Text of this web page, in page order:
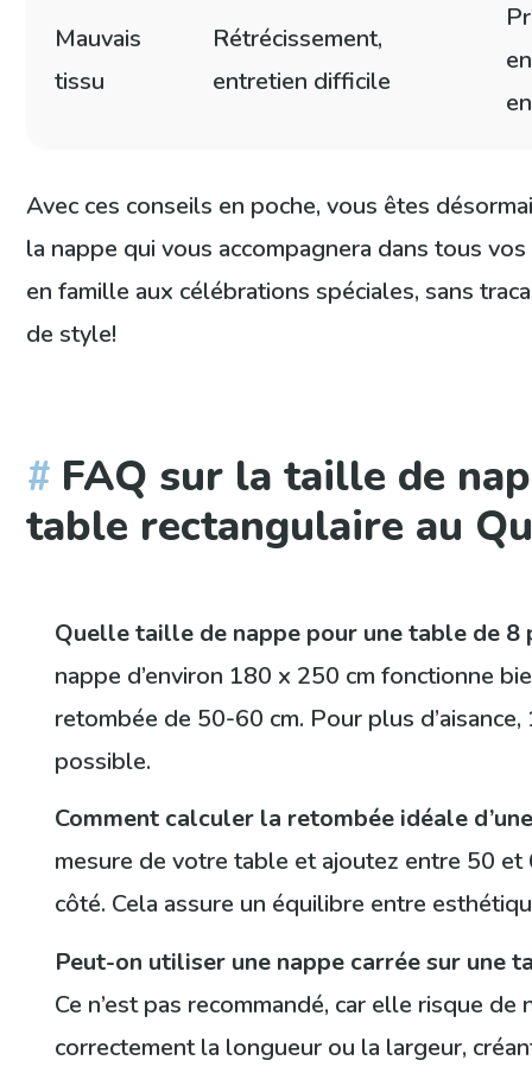
Mauvais
tissu
Rétrécissement,
entretien difficile
Avec ces conseils en poche, vous êtes
la nappe qui vous accompagnera dans tous
en famille aux célébrations spéciales, sans
de style!
FAQ sur la taille de
table rectangulaire au
Quelle taille de nappe pour une table de 8
nappe d’environ 180 x 250 cm fonctionne
retombée de 50-60 cm. Pour plus
possible.
Comment calculer la retombée idéale
mesure de votre table et ajoutez entre 50 et
côté. Cela assure un équilibre entre
Peut-on utiliser une nappe carrée sur une
Ce n’est pas recommandé, car elle risque de
correctement la longueur ou la largeur,